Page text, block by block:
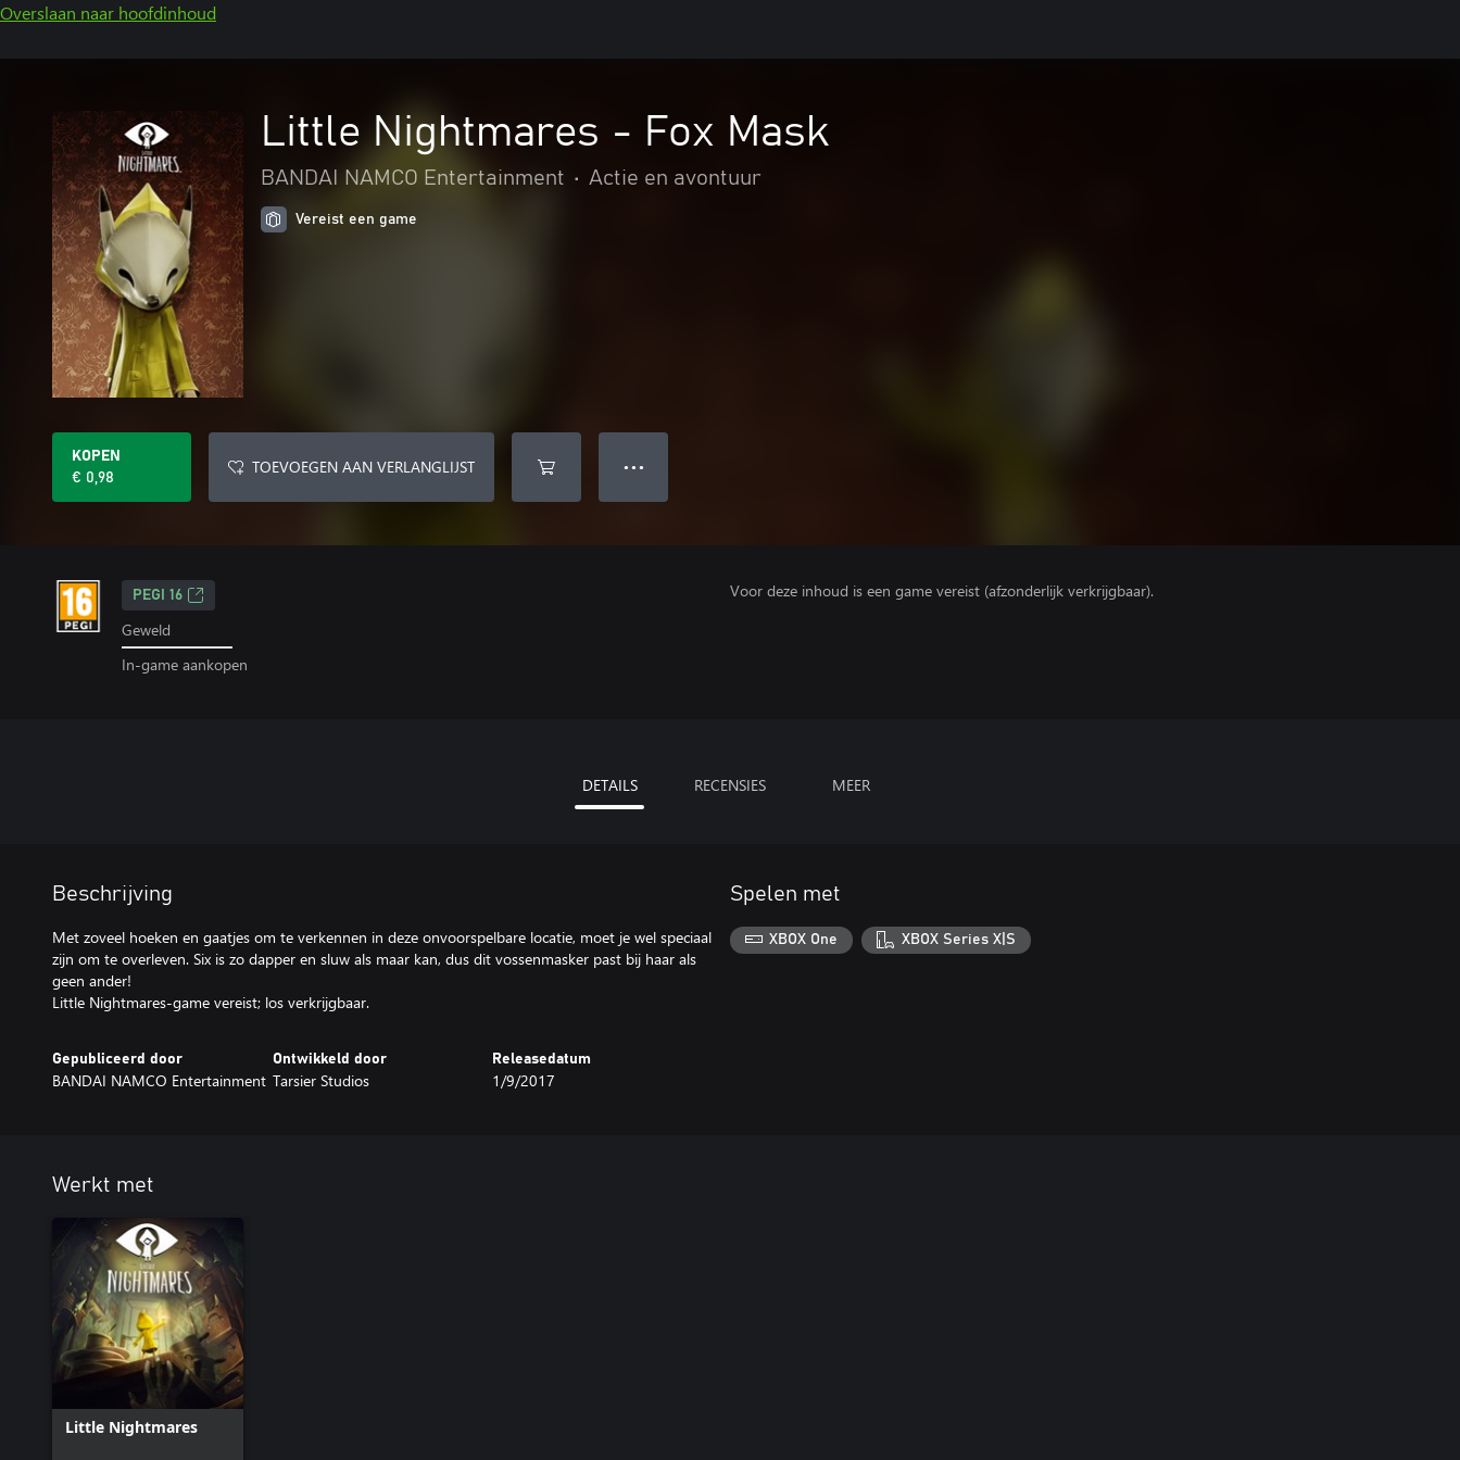
Overslaan naar hoofdinhoud
Little Nightmares - Fox Mask
BANDAI NAMCO Entertainment • Actie en avontuur
Vereist een game
KOPEN
€ 0,98
TOEVOEGEN AAN VERLANGLIJST ● ● ●
PEGI 16
Geweld
In-game aankopen
Voor deze inhoud is een game vereist (afzonderlijk verkrijgbaar).
DETAILS RECENSIES MEER
Beschrijving
Met zoveel hoeken en gaatjes om te verkennen in deze onvoorspelbare locatie, moet je wel speciaal
zijn om te overleven. Six is zo dapper en sluw als maar kan, dus dit vossenmasker past bij haar als
geen ander!
Little Nightmares-game vereist; los verkrijgbaar.
Gepubliceerd door
BANDAI NAMCO Entertainment
Ontwikkeld door
Tarsier Studios
Releasedatum
1/9/2017
Spelen met
XBOX One XBOX Series X|S
Werkt met
Little Nightmares